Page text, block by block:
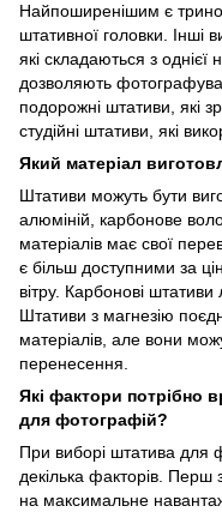
Найпоширенішим є
штативної головки. Інші
які складаються з однієї
дозволяють
подорожні штативи, які
студійні штативи, які
Який матеріал
Штативи можуть бути
алюміній, карбонове
матеріалів має свої
є більш доступними за
вітру. Карбонові
Штативи з магнезію
матеріалів, але вони
перенесення.
Які фактори потрібно
для фотографій?
При виборі штатива для
декілька факторів. Перш
на максимальне